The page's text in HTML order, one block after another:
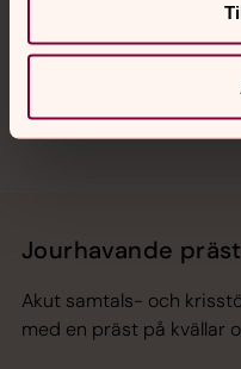
Sociala kanaler
Jourhavande präst
Akut samtals- och
med en präst på kvällar